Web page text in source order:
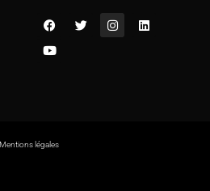
Mentions légales